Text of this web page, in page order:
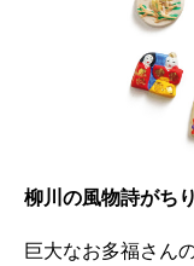
柳川の風物詩がち
巨大なお多福さん